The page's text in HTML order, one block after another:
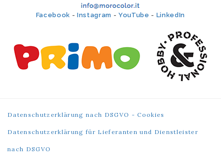
Facebook -Instagram -YouTube - LinkedIn
Datenschutzerklärung nach DSGVO - Cookies
Datenschutzerklärung für Lieferanten und Dienstleister
nach DSGVO